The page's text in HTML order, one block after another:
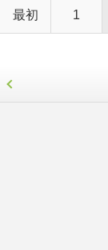
最初 1